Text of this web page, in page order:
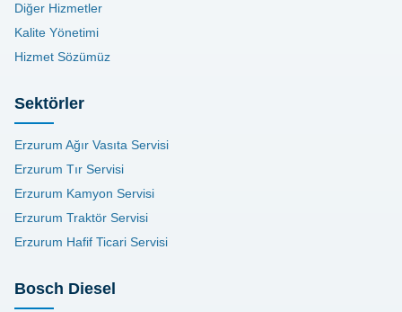
Diğer Hizmetler
Kalite Yönetimi
Hizmet Sözümüz
Sektörler
Erzurum Ağır Vasıta Servisi
Erzurum Tır Servisi
Erzurum Kamyon Servisi
Erzurum Traktör Servisi
Erzurum Hafif Ticari Servisi
Bosch Diesel